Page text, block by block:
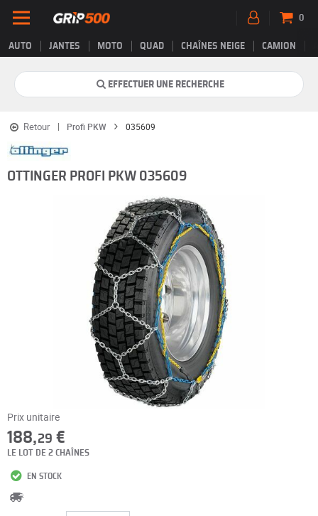
AUTO JANTES MOTO QUAD CHAÎNES NEIGE CAMION
0
EFFECTUER UNE RECHERCHE
Retour Profi PKW 035609
OTTINGER PROFI PKW 035609
Prix unitaire
188,29 €
LE LOT DE 2 CHAÎNES
EN STOCK